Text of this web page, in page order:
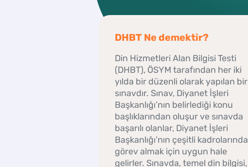
DHBT Ne demektir?
Din Hizmetleri Alan Bilgisi Testi
(DHBT), ÖSYM tarafından her iki
yılda bir düzenli olarak yapılan bir
sınavdır. Sınav, Diyanet İşleri
Başkanlığı’nın belirlediği konu
başlıklarından oluşur ve sınavda
başarılı olanlar, Diyanet İşleri
Başkanlığı’nın çeşitli kadrolarında
görev almak için uygun hale
gelirler. Sınavda, temel din bilgisi,